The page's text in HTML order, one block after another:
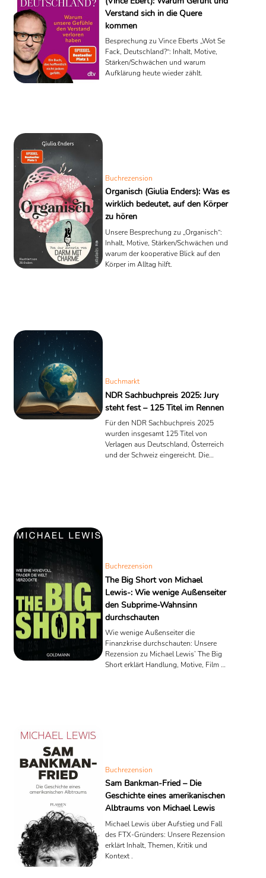
Verstand sich in die Quere
kommen
Besprechung zu Vince Eberts „Wot Se
Fack, Deutschland?“: Inhalt, Motive,
Stärken/Schwächen und warum
Aufklärung heute wieder zählt.
Buchrezension
Organisch (Giulia Enders): Was es
wirklich bedeutet, auf den Körper
zu hören
Unsere Besprechung zu „Organisch“:
Inhalt, Motive, Stärken/Schwächen und
warum der kooperative Blick auf den
Körper im Alltag hilft.
Buchmarkt
NDR Sachbuchpreis 2025: Jury
steht fest – 125 Titel im Rennen
Für den NDR Sachbuchpreis 2025
wurden insgesamt 125 Titel von
Verlagen aus Deutschland, Österreich
und der Schweiz eingereicht. Die
Buchrezension
The Big Short von Michael
Lewis-: Wie wenige Außenseiter
den Subprime-Wahnsinn
durchschauten
Wie wenige Außenseiter die
Finanzkrise durchschauten: Unsere
Rezension zu Michael Lewis’ The Big
Short erklärt Handlung, Motive, Film &
Buchrezension
Sam Bankman-Fried – Die
Geschichte eines amerikanischen
Albtraums von Michael Lewis
Michael Lewis über Aufstieg und Fall
des FTX-Gründers: Unsere Rezension
erklärt Inhalt, Themen, Kritik und
Kontext .